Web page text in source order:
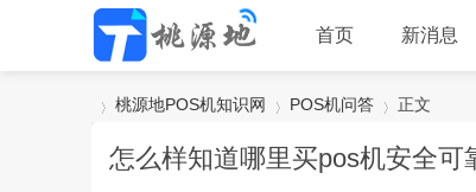
首页 新消息
桃源地POS机知识网 POS机问答 正文
怎么样知道哪里买pos机安全可